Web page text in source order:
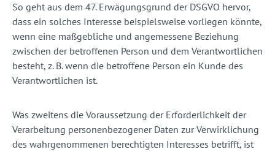
So geht aus dem 47. Erwägungsgrund der DSGVO hervor,
dass ein solches Interesse beispielsweise vorliegen könnte,
wenn eine maßgebliche und angemessene Beziehung
zwischen der betroffenen Person und dem Verantwortlichen
besteht, z. B. wenn die betroffene Person ein Kunde des
Verantwortlichen ist.
Was zweitens die Voraussetzung der Erforderlichkeit der
Verarbeitung personenbezogener Daten zur Verwirklichung
des wahrgenommenen berechtigten Interesses betrifft, ist